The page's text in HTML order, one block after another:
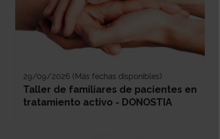
29/09/2026 (Más fechas disponibles)
Taller de familiares de pacientes en
tratamiento activo - DONOSTIA